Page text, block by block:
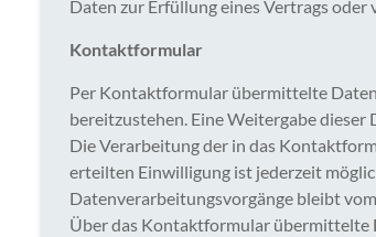
Daten zur Erfüllung eines Vertrags
Kontaktformular
Per Kontaktformular übermittelte
bereitzustehen. Eine Weitergabe
Die Verarbeitung der in das
erteilten Einwilligung ist jederzeit
Datenverarbeitungsvorgänge bleibt
Über das Kontaktformular übermittelte